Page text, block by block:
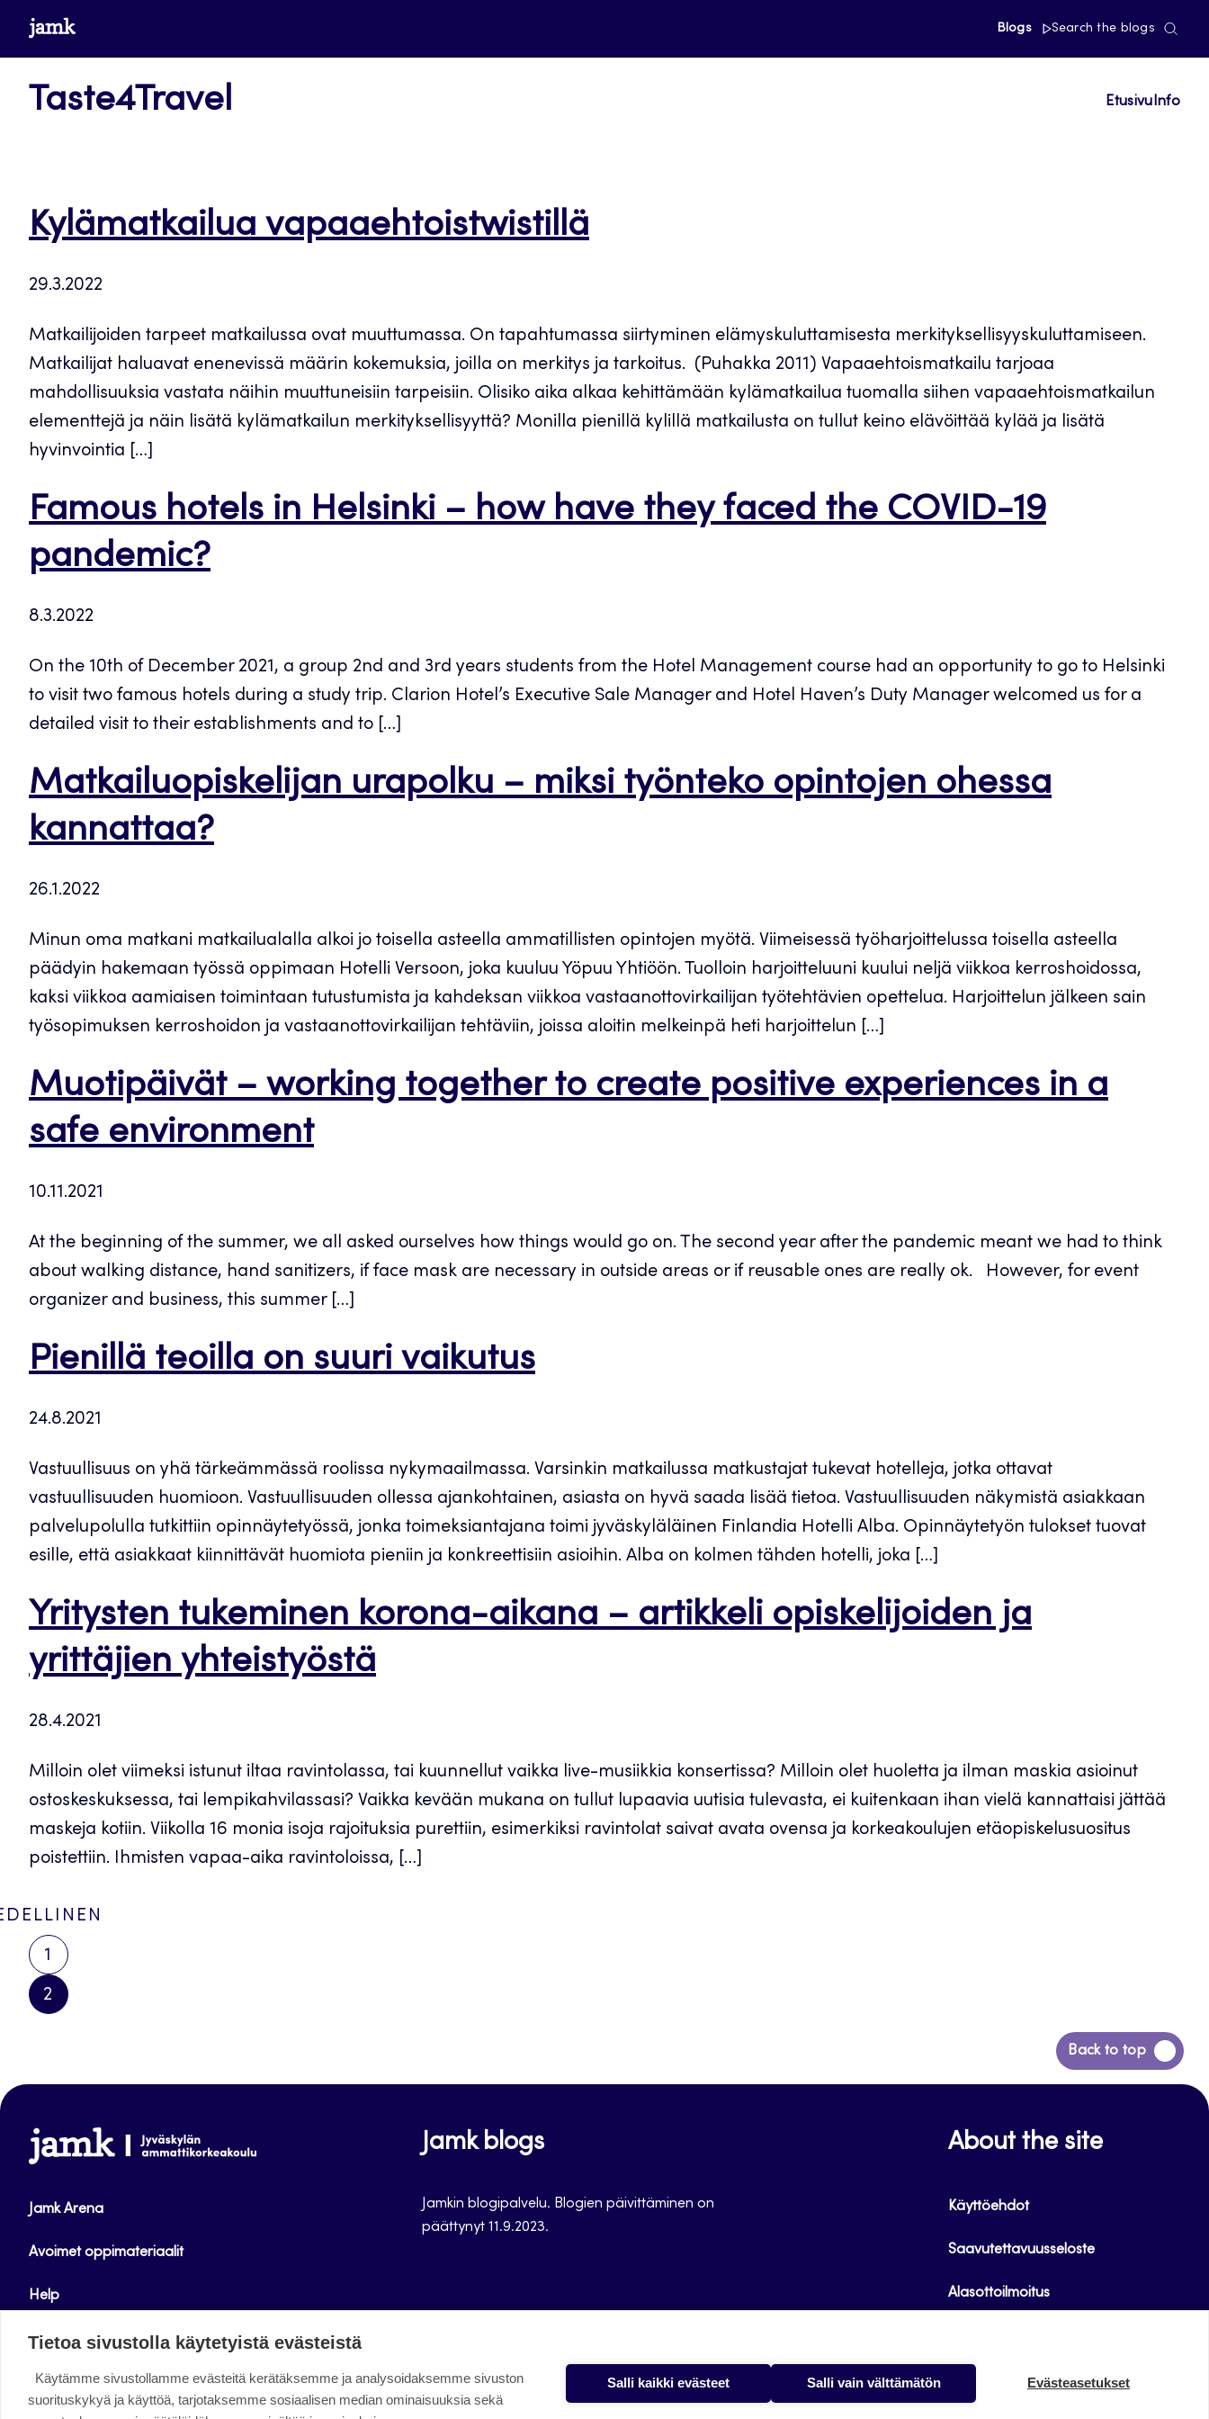
Siirrywww.jamk.fi Blogs Search the blogs
Taste4Travel Etusivu Info
Kylämatkailua vapaaehtoistwistillä
29.3.2022
Matkailijoiden tarpeet matkailussa ovat muuttumassa. On tapahtumassa siirtyminen elämyskuluttamisesta merkityksellisyyskuluttamiseen.
Matkailijat haluavat enenevissä määrin kokemuksia, joilla on merkitys ja tarkoitus. (Puhakka 2011) Vapaaehtoismatkailu tarjoaa
mahdollisuuksia vastata näihin muuttuneisiin tarpeisiin. Olisiko aika alkaa kehittämään kylämatkailua tuomalla siihen vapaaehtoismatkailun
elementtejä ja näin lisätä kylämatkailun merkityksellisyyttä? Monilla pienillä kylillä matkailusta on tullut keino elävöittää kylää ja lisätä
hyvinvointia […]
Famous hotels in Helsinki – how have they faced the COVID-19
pandemic?
8.3.2022
On the 10th of December 2021, a group 2nd and 3rd years students from the Hotel Management course had an opportunity to go to Helsinki
to visit two famous hotels during a study trip. Clarion Hotel’s Executive Sale Manager and Hotel Haven’s Duty Manager welcomed us for a
detailed visit to their establishments and to […]
Matkailuopiskelijan urapolku – miksi työnteko opintojen ohessa
kannattaa?
26.1.2022
Minun oma matkani matkailualalla alkoi jo toisella asteella ammatillisten opintojen myötä. Viimeisessä työharjoittelussa toisella asteella
päädyin hakemaan työssä oppimaan Hotelli Versoon, joka kuuluu Yöpuu Yhtiöön. Tuolloin harjoitteluuni kuului neljä viikkoa kerroshoidossa,
kaksi viikkoa aamiaisen toimintaan tutustumista ja kahdeksan viikkoa vastaanottovirkailijan työtehtävien opettelua. Harjoittelun jälkeen sain
työsopimuksen kerroshoidon ja vastaanottovirkailijan tehtäviin, joissa aloitin melkeinpä heti harjoittelun […]
Muotipäivät – working together to create positive experiences in a
safe environment
10.11.2021
At the beginning of the summer, we all asked ourselves how things would go on. The second year after the pandemic meant we had to think
about walking distance, hand sanitizers, if face mask are necessary in outside areas or if reusable ones are really ok. However, for event
organizer and business, this summer […]
Pienillä teoilla on suuri vaikutus
24.8.2021
Vastuullisuus on yhä tärkeämmässä roolissa nykymaailmassa. Varsinkin matkailussa matkustajat tukevat hotelleja, jotka ottavat
vastuullisuuden huomioon. Vastuullisuuden ollessa ajankohtainen, asiasta on hyvä saada lisää tietoa. Vastuullisuuden näkymistä asiakkaan
palvelupolulla tutkittiin opinnäytetyössä, jonka toimeksiantajana toimi jyväskyläläinen Finlandia Hotelli Alba. Opinnäytetyön tulokset tuovat
esille, että asiakkaat kiinnittävät huomiota pieniin ja konkreettisiin asioihin. Alba on kolmen tähden hotelli, joka […]
Yritysten tukeminen korona-aikana – artikkeli opiskelijoiden ja
yrittäjien yhteistyöstä
28.4.2021
Milloin olet viimeksi istunut iltaa ravintolassa, tai kuunnellut vaikka live-musiikkia konsertissa? Milloin olet huoletta ja ilman maskia asioinut
ostoskeskuksessa, tai lempikahvilassasi? Vaikka kevään mukana on tullut lupaavia uutisia tulevasta, ei kuitenkaan ihan vielä kannattaisi jättää
maskeja kotiin. Viikolla 16 monia isoja rajoituksia purettiin, esimerkiksi ravintolat saivat avata ovensa ja korkeakoulujen etäopiskelusuositus
poistettiin. Ihmisten vapaa-aika ravintoloissa, […]
Artikkelien
sivutus
1
2
Back to top
Siirry
takaisin
www.jamk.fi
Jamk Arena
Avoimet oppimateriaalit
Help
Verkkolehdet
FacebookInstagram
LinkedinTwitterYouTube
Jamk blogs
Jamkin blogipalvelu. Blogien päivittäminen on
päättynyt 11.9.2023.
About the site
Käyttöehdot
Saavutettavuusseloste
Alasottoilmoitus
Tietoa sivustolla käytetyistä evästeistä
Käytämme sivustollamme evästeitä kerätäksemme ja analysoidaksemme sivuston
suorituskykyä ja käyttöä, tarjotaksemme sosiaalisen median ominaisuuksia sekä
Salli kaikki evästeet Salli vain välttämätön Evästeasetukset